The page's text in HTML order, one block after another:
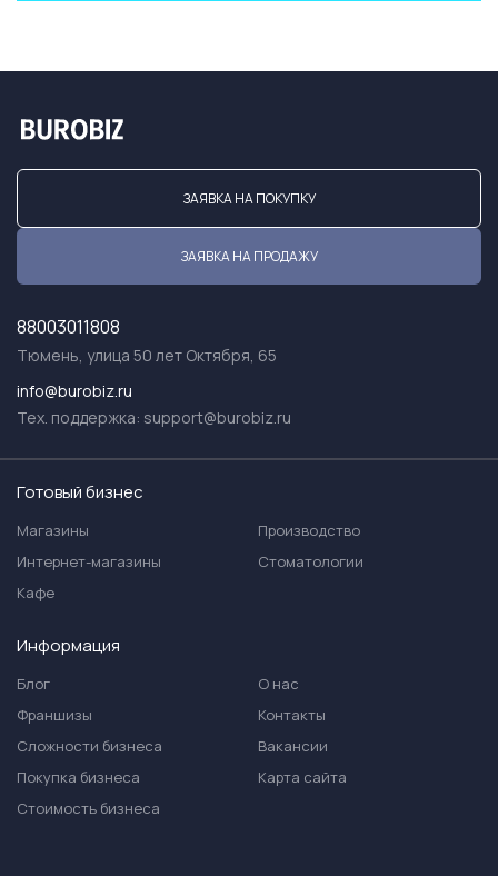
ЗАЯВКА НА ПОКУПКУ
ЗАЯВКА НА ПРОДАЖУ
88003011808
Тюмень, улица 50 лет Октября, 65
info@burobiz.ru
Тех. поддержка: support@burobiz.ru
Готовый бизнес
Магазины
Интернет-магазины
Кафе
Производство
Стоматологии
Информация
Блог
Франшизы
Сложности бизнеса
Покупка бизнеса
Стоимость бизнеса
О нас
Контакты
Вакансии
Карта сайта